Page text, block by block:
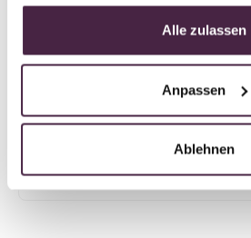
Alle zulassen
Anpassen
Ablehnen
Human burial
Bestattungen Tanja Warning
Kirchplatz 16
Germany